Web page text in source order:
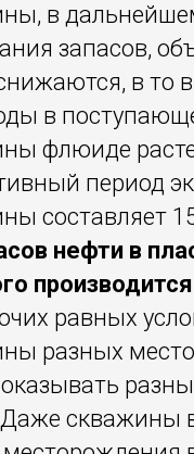
в
запасов,
в то
в
флюиде
период
составляет
нефти в
равных
разных
скважины